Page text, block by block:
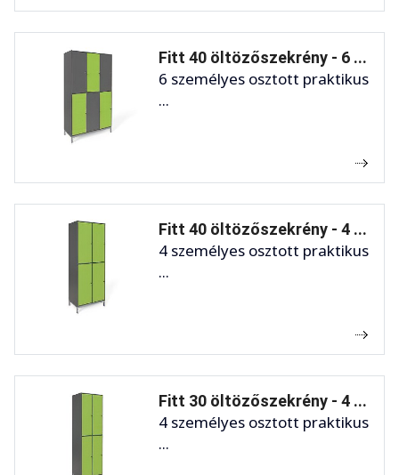
Fitt 40 öltözőszekrény - 6 ...
6 személyes osztott praktikus
...
Fitt 40 öltözőszekrény - 4 ...
4 személyes osztott praktikus
...
Fitt 30 öltözőszekrény - 4 ...
4 személyes osztott praktikus
...